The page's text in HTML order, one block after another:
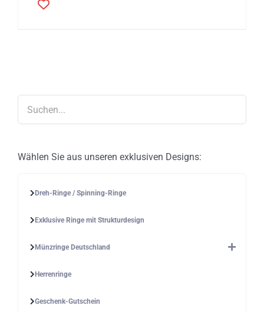
Produkt
Produktseite
gewählt
Wählen Sie aus unseren exklusiven Designs:
Dreh-Ringe / Spinning-Ringe
Exklusive Ringe mit Strukturdesign
Münzringe Deutschland
Herrenringe
Geschenk-Gutschein